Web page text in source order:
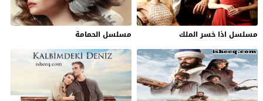
مسلسل اذا خسر الملك مسلسل الحمامة